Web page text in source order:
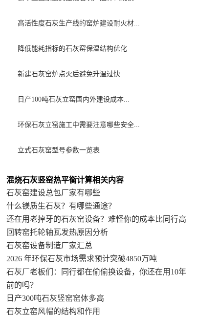
高活性度石灰生产线的窑炉建设耐火材...
降低能耗指标的石灰窑保温结构优化
新建石灰窑炉点火后避免升温过快
日产100吨石灰立窑国内外建设成本...
环保石灰立窑施工中需要注意哪些安全...
立式石灰窑型号参数一览表
混烧石灰竖窑热平衡计算相关内容
石灰窑建设总包厂家有哪些
什么镁质生石灰？有哪些通途？
还在用老掉牙的石灰窑设备？难怪你的成本比同行高
回转窑托轮轴瓦发热原因分析
石灰窑设备制造厂家汇总
2026 年环保石灰市场需求预计突破4850万吨
石灰厂老板们：同行都在偷偷换设备，你还在用10年
前的吗？
日产300吨石灰竖窑窑体多高
石灰立窑风帽的结构和作用